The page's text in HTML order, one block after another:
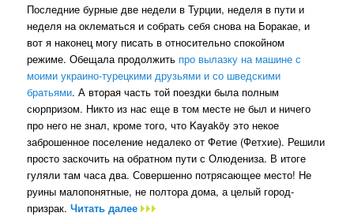
Последние бурные две недели в Турции, неделя в пути и
неделя на оклематься и собрать себя снова на Боракае, и
вот я наконец могу писать в относительно спокойном
режиме. Обещала продолжить про вылазку на машине с
моими украино-турецкими друзьями и со шведскими
братьями. А вторая часть той поездки была полным
сюрпризом. Никто из нас еще в том месте не был и ничего
про него не знал, кроме того, что Kayaköy это некое
заброшенное поселение недалеко от Фетие (Фетхие). Решили
просто заскочить на обратном пути с Олюдениза. В итоге
гуляли там часа два. Совершенно потрясающее место! Не
руины малопонятные, не полтора дома, а целый город-
призрак.Читать далее